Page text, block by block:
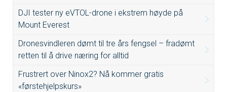
DJI tester ny eVTOL-drone i ekstrem høyde på
Mount Everest
Dronesvindleren dømt til tre års fengsel – fradømt
retten til å drive næring for alltid
Frustrert over Ninox2? Nå kommer gratis
«førstehjelpskurs»